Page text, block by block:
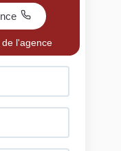
en
l'agence